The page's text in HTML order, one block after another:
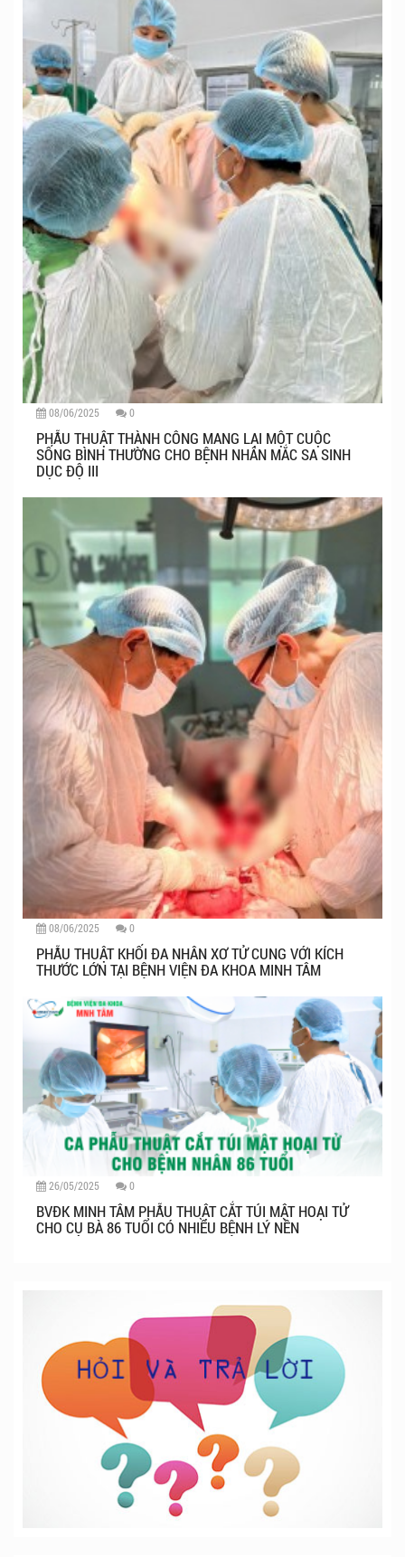
08/06/2025 0
PHẪU THUẬT THÀNH CÔNG MANG LẠI MỘT CUỘC
SỐNG BÌNH THƯỜNG CHO BỆNH NHÂN MẮC SA SINH
DỤC ĐỘ III
08/06/2025 0
PHẪU THUẬT KHỐI ĐA NHÂN XƠ TỬ CUNG VỚI KÍCH
THƯỚC LỚN TẠI BỆNH VIỆN ĐA KHOA MINH TÂM
26/05/2025 0
BVĐK MINH TÂM PHẪU THUẬT CẮT TÚI MẬT HOẠI TỬ
CHO CỤ BÀ 86 TUỔI CÓ NHIỀU BỆNH LÝ NỀN